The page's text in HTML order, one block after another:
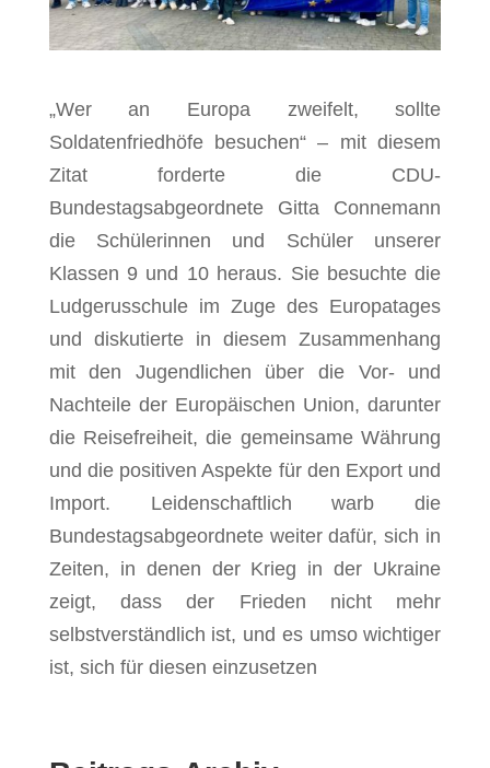
„Wer an Europa zweifelt, sollte
Soldatenfriedhöfe besuchen“ – mit diesem
Zitat forderte die CDU-
Bundestagsabgeordnete Gitta Connemann
die Schülerinnen und Schüler unserer
Klassen 9 und 10 heraus. Sie besuchte die
Ludgerusschule im Zuge des Europatages
und diskutierte in diesem Zusammenhang
mit den Jugendlichen über die Vor- und
Nachteile der Europäischen Union, darunter
die Reisefreiheit, die gemeinsame Währung
und die positiven Aspekte für den Export und
Import. Leidenschaftlich warb die
Bundestagsabgeordnete weiter dafür, sich in
Zeiten, in denen der Krieg in der Ukraine
zeigt, dass der Frieden nicht mehr
selbstverständlich ist, und es umso wichtiger
ist, sich für diesen einzusetzen